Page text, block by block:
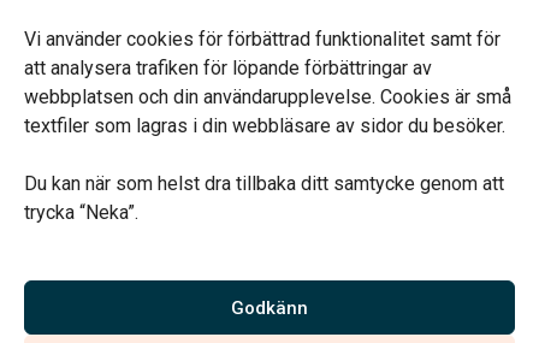
Vi använder cookies för förbättrad funktionalitet samt för
att analysera trafiken för löpande förbättringar av
webbplatsen och din användarupplevelse. Cookies är små
textfiler som lagras i din webbläsare av sidor du besöker.
Du kan när som helst dra tillbaka ditt samtycke genom att
trycka “Neka”.
Godkänn
Telefonjour dygnet runt.
Vårt systerbolag Verahill hjälper dig med familjejuridiken –
Vi är auktoriserade av Sveriges Begravningsbyråers Förbund och